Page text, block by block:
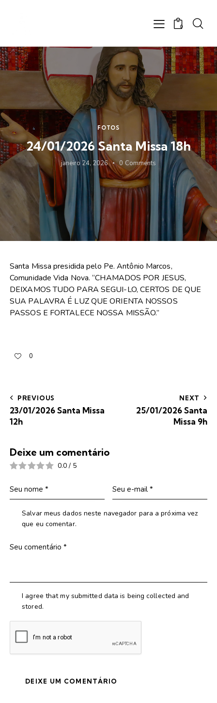
0
FOTOS
24/01/2026 Santa Missa 18h
janeiro 24, 2026 0 Comments
Santa Missa presidida pelo Pe. Antônio Marcos,
Comunidade Vida Nova. “CHAMADOS POR JESUS,
DEIXAMOS TUDO PARA SEGUI-LO, CERTOS DE QUE
SUA PALAVRA É LUZ QUE ORIENTA NOSSOS
PASSOS E FORTALECE NOSSA MISSÃO.”
0
PREVIOUS
23/01/2026 Santa Missa
12h
NEXT
25/01/2026 Santa
Missa 9h
Deixe um comentário
0.0 / 5
Salvar meus dados neste navegador para a próxima vez
que eu comentar.
I agree that my submitted data is being collected and
stored.